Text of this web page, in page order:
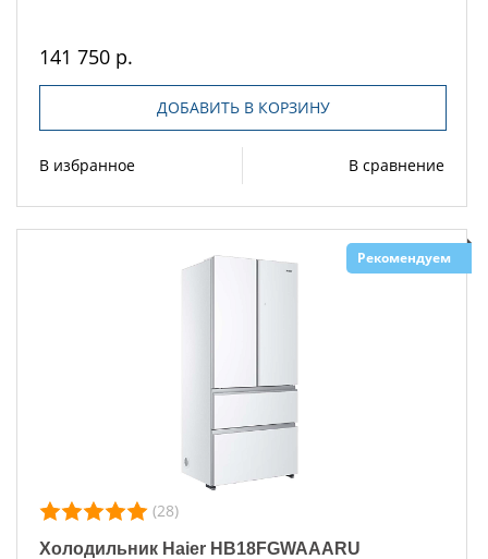
141 750 р.
ДОБАВИТЬ В КОРЗИНУ
В избранное В сравнение
Рекомендуем
(28)
Холодильник Haier HB18FGWAAARU